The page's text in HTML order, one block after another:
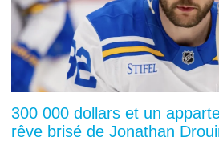
300 000 dollars et un
rêve brisé de Jonathan